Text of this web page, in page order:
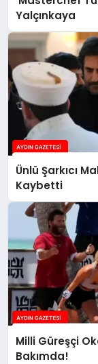
Yalçınkaya
Ünlü Şarkıcı
Kaybetti
Milli Güreşçi
Bakımda!